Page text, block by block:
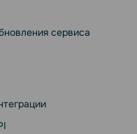
сервиса